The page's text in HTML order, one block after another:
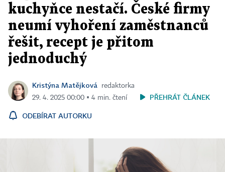
kuchyňce nestačí. České firmy
neumí vyhoření zaměstnanců
řešit, recept je přitom
jednoduchý
Kristýna Matějková
redaktorka
29. 4. 2025 00:00 ▪ 4 min. čtení
PŘEHRÁT ČLÁNEK
ODEBÍRAT AUTORKU